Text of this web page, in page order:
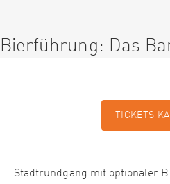
Bierführung: Das
TICKETS
Stadtrundgang mit optionaler